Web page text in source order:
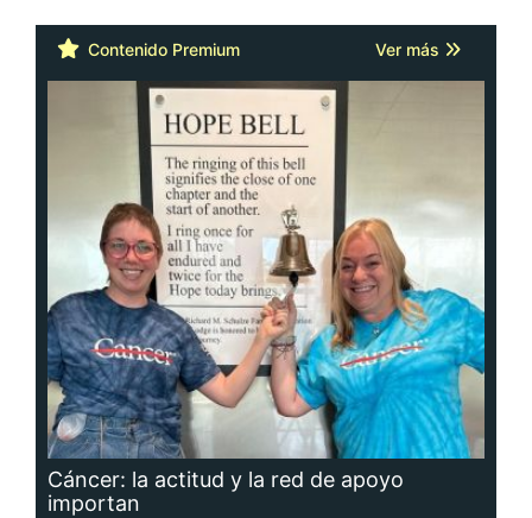
Contenido Premium Ver más
Cáncer: la actitud y la red de apoyo
importan